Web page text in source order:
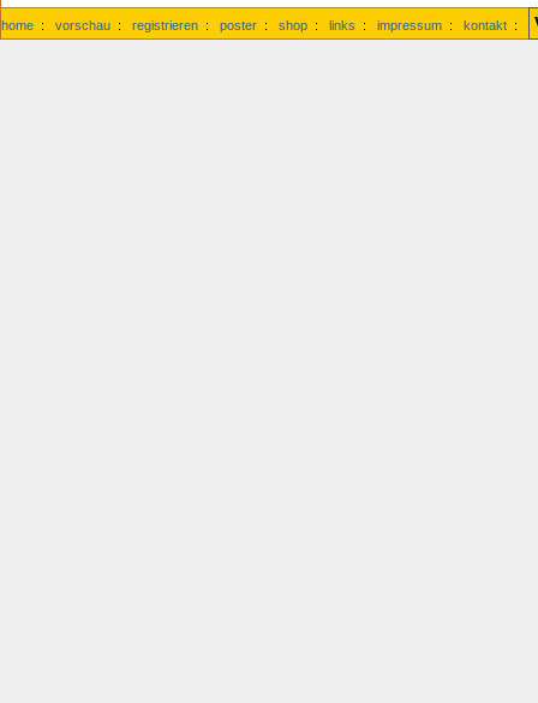
home : vorschau : registrieren : poster : shop : links : impressum : kontakt :